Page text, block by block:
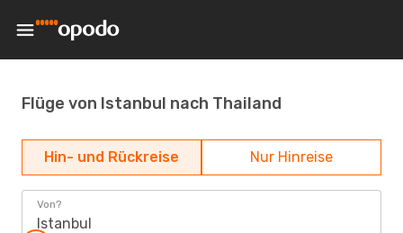
Flüge von Istanbul nach Thailand
Hin- und Rückreise Nur Hinreise
Von?
Istanbul